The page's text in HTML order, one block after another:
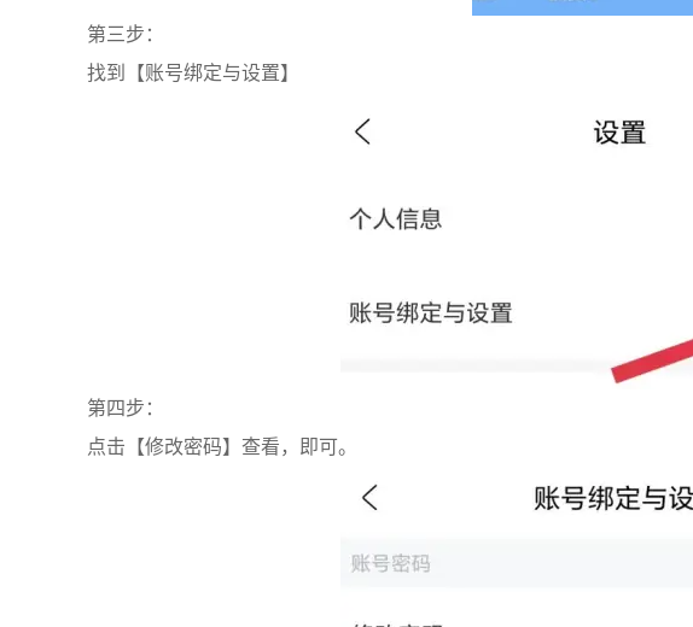
第三步：
找到【账号绑定与设置】
第四步：
点击【修改密码】查看，即可。